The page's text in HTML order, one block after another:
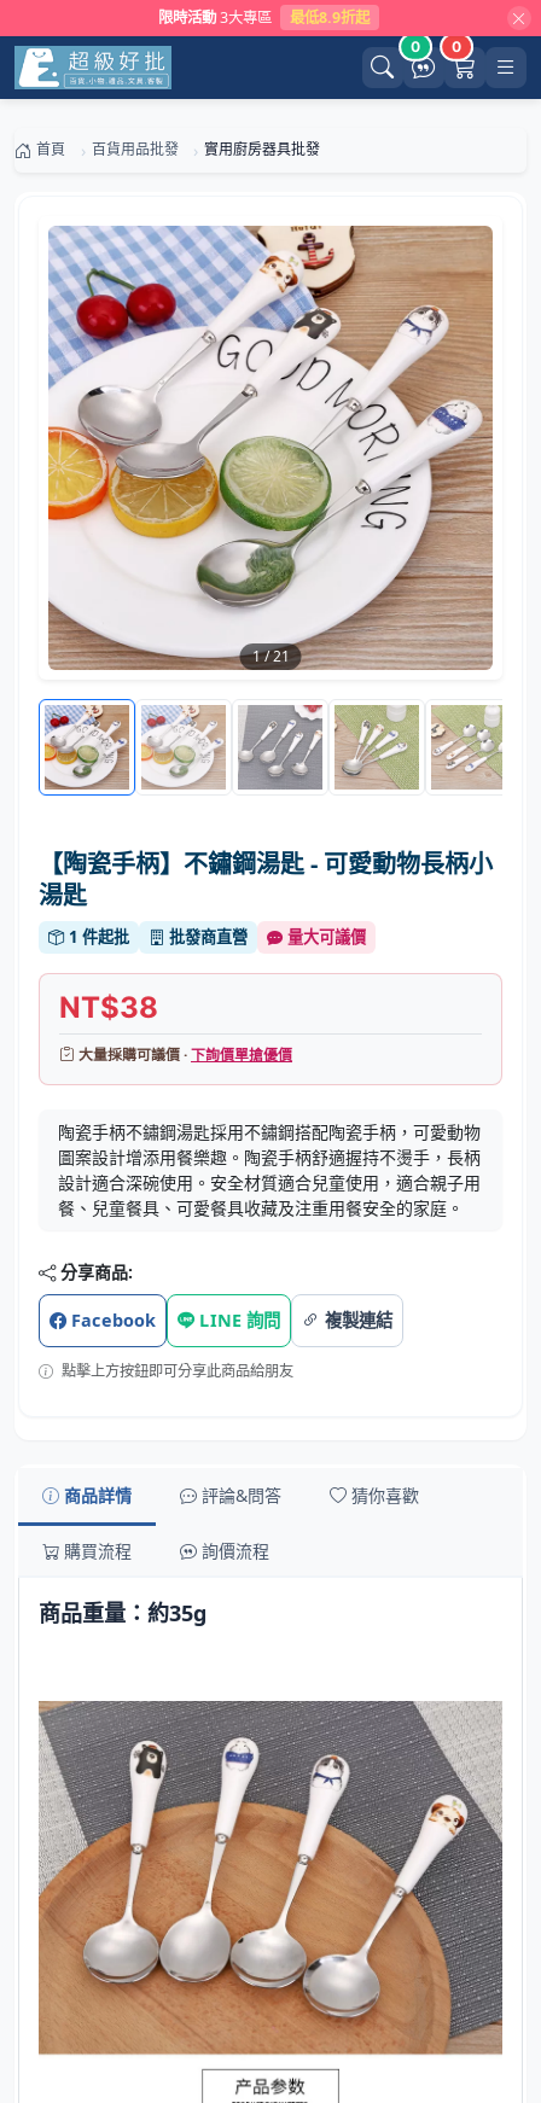
限時活動 3大專區 最低8.9折起
0 0
首頁 百貨用品批發 實用廚房器具批發
1/21
【陶瓷手柄】不鏽鋼湯匙 - 可愛動物長柄小
湯匙
1 件起批 批發商直營 量大可議價
NT$38
大量採購可議價 ·下詢價單搶優價
陶瓷手柄不鏽鋼湯匙採用不鏽鋼搭配陶瓷手柄，可愛動物
圖案設計增添用餐樂趣。陶瓷手柄舒適握持不燙手，長柄
設計適合深碗使用。安全材質適合兒童使用，適合親子用
餐、兒童餐具、可愛餐具收藏及注重用餐安全的家庭。
分享商品:
Facebook LINE 詢問 複製連結
點擊上方按鈕即可分享此商品給朋友
商品詳情 評論&問答 猜你喜歡
購買流程 詢價流程
商品重量：約35g